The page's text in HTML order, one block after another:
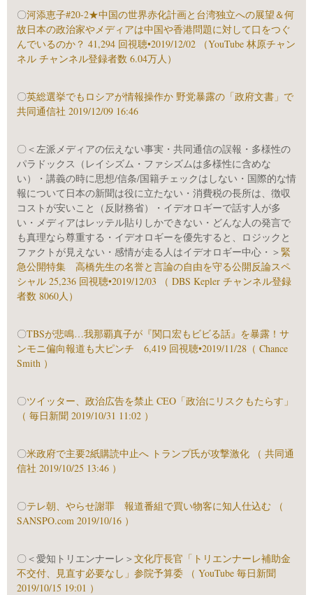
〇河添恵子#20-2★中国の世界赤化計画と台湾独立への展望＆何
故日本の政治家やメディアは中国や香港問題に対して口をつぐ
んでいるのか？ 41,294 回視聴•2019/12/02 （YouTube 林原チャン
ネル チャンネル登録者数 6.04万人）
〇英総選挙でもロシアが情報操作か 野党暴露の「政府文書」で
共同通信社 2019/12/09 16:46
〇＜左派メディアの伝えない事実・共同通信の誤報・多様性の
パラドックス（レイシズム・ファシズムは多様性に含めな
い）・講義の時に思想/信条/国籍チェックはしない・国際的な情
報について日本の新聞は役に立たない・消費税の長所は、徴収
コストが安いこと（反財務省）・イデオロギーで話す人が多
い・メディアはレッテル貼りしかできない・どんな人の発言で
も真理なら尊重する・イデオロギーを優先すると、ロジックと
ファクトが見えない・感情が走る人はイデオロギー中心・＞ 緊
急公開特集 高橋先生の名誉と言論の自由を守る公開反論スペ
シャル 25,236 回視聴•2019/12/03 （ DBS Kepler チャンネル登録
者数 8060人）
〇TBSが悲鳴…我那覇真子が『関口宏もビビる話』を暴露！サ
ンモニ偏向報道も大ピンチ 6,419 回視聴•2019/11/28（ Chance
Smith ）
〇ツイッター、政治広告を禁止 CEO「政治にリスクもたらす」
（ 毎日新聞 2019/10/31 11:02 ）
〇米政府で主要2紙購読中止へ トランプ氏が攻撃激化 （ 共同通
信社 2019/10/25 13:46 ）
〇テレ朝、やらせ謝罪 報道番組で買い物客に知人仕込む （
SANSPO.com 2019/10/16 ）
〇＜愛知トリエンナーレ＞ 文化庁長官「トリエンナーレ補助金
不交付、見直す必要なし」参院予算委 （ YouTube 毎日新聞
2019/10/15 19:01 ）